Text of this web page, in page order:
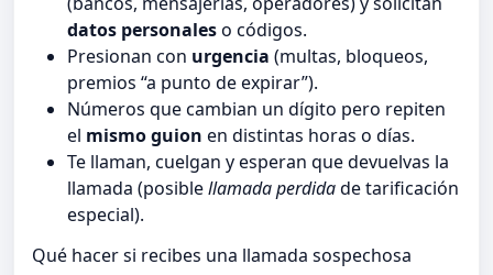
datos personaleso códigos.
Presionan con urgencia (multas, bloqueos,
premios “a punto de expirar”).
Números que cambian un dígito pero repiten
el mismo guion en distintas horas o días.
Te llaman, cuelgan y esperan que devuelvas la
llamada (posiblellamada perdidade tarificación
especial).
Qué hacer si recibes una llamada sospechosa